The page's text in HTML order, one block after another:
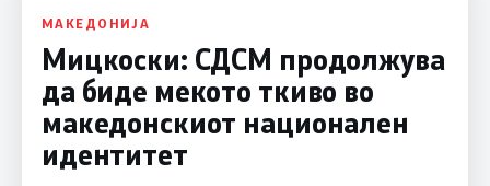
МАКЕДОНИЈА
Мицкоски: СДСМ продолжува
да биде мекото ткиво во
македонскиот национален
идентитет